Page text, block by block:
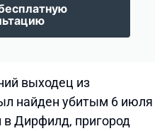
выходец из
найден убитым 6 июля
в Дирфилд, пригород